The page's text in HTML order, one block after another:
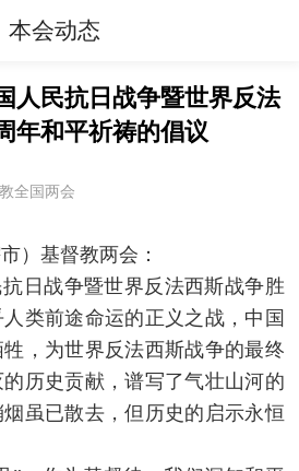
本会动态
人民抗日战争暨世界反法
年和平祈祷的倡议
全国两会
）基督教两会：
日战争暨世界反法西斯战争胜
类前途命运的正义之战，中国
，为世界反法西斯战争的最终
历史贡献，谱写了气壮山河的
虽已散去，但历史的启示永恒